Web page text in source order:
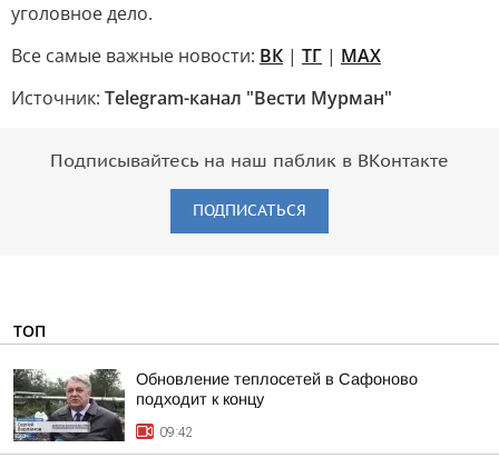
уголовное дело.
Все самые важные новости: ВК | ТГ | MAX
Источник: Telegram-канал "Вести Мурман"
Подписывайтесь на наш паблик в ВКонтакте
ПОДПИСАТЬСЯ
ТОП
Обновление теплосетей в Сафоново
подходит к концу
09:42